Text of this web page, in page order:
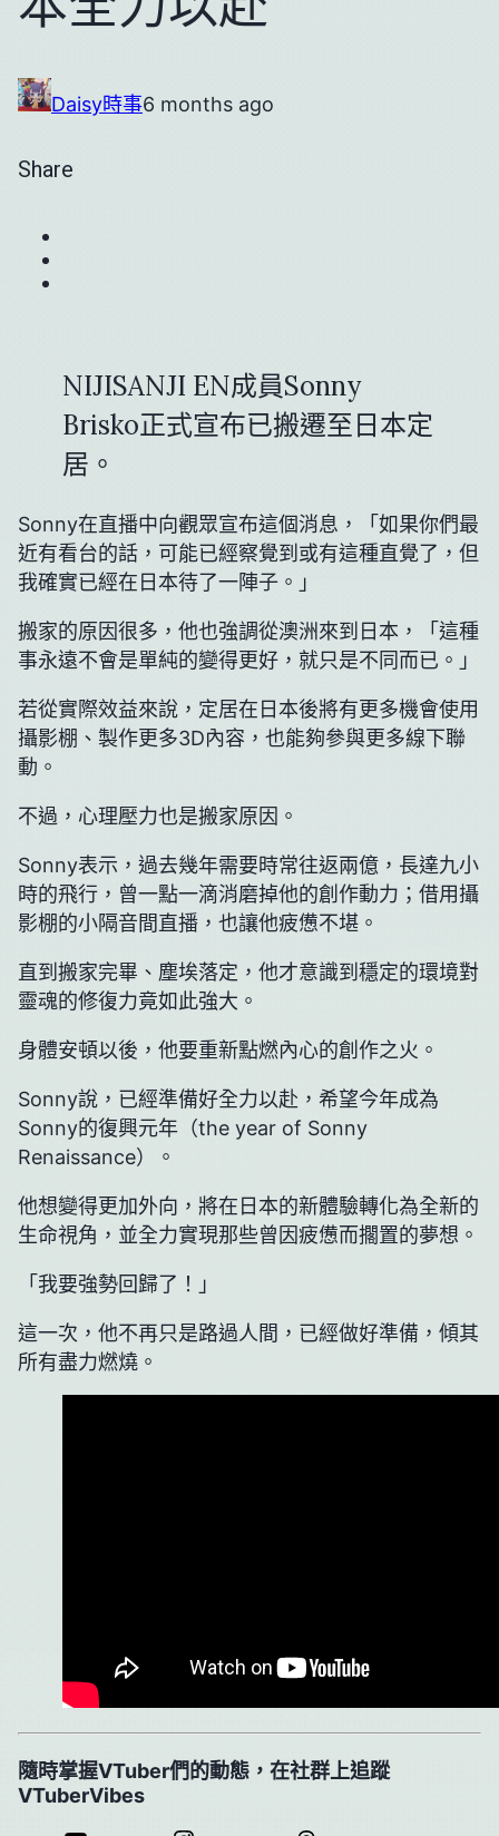
Daisy時事6 months ago
Share
NIJISANJI EN成員Sonny
Brisko正式宣布已搬遷至日本定
居。
Sonny在直播中向觀眾宣布這個消息，「如果你們最
近有看台的話，可能已經察覺到或有這種直覺了，但
我確實已經在日本待了一陣子。」
搬家的原因很多，他也強調從澳洲來到日本，「這種
事永遠不會是單純的變得更好，就只是不同而已。」
若從實際效益來說，定居在日本後將有更多機會使用
攝影棚、製作更多3D內容，也能夠參與更多線下聯
動。
不過，心理壓力也是搬家原因。
Sonny表示，過去幾年需要時常往返兩億，長達九小
時的飛行，曾一點一滴消磨掉他的創作動力；借用攝
影棚的小隔音間直播，也讓他疲憊不堪。
直到搬家完畢、塵埃落定，他才意識到穩定的環境對
靈魂的修復力竟如此強大。
身體安頓以後，他要重新點燃內心的創作之火。
Sonny說，已經準備好全力以赴，希望今年成為
Sonny的復興元年（the year of Sonny
Renaissance）。
他想變得更加外向，將在日本的新體驗轉化為全新的
生命視角，並全力實現那些曾因疲憊而擱置的夢想。
「我要強勢回歸了！」
這一次，他不再只是路過人間，已經做好準備，傾其
所有盡力燃燒。
隨時掌握VTuber們的動態，在社群上追蹤
VTuberVibes